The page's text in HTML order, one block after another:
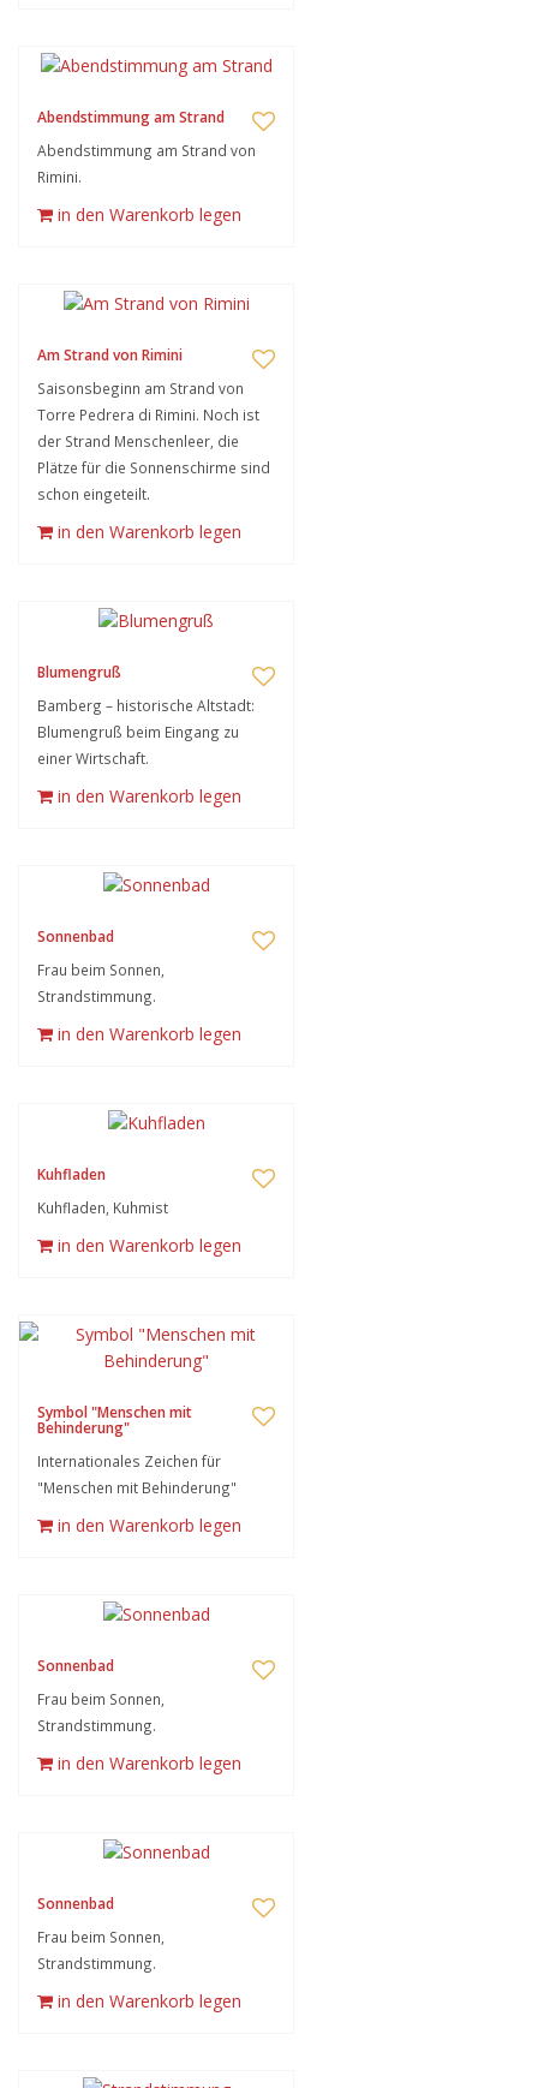
Abendstimmung am Strand
Abendstimmung am Strand von
Rimini.
in den Warenkorb legen
Am Strand von Rimini
Saisonsbeginn am Strand von
Torre Pedrera di Rimini. Noch ist
der Strand Menschenleer, die
Plätze für die Sonnenschirme sind
schon eingeteilt.
in den Warenkorb legen
Blumengruß
Bamberg – historische Altstadt:
Blumengruß beim Eingang zu
einer Wirtschaft.
in den Warenkorb legen
Sonnenbad
Frau beim Sonnen,
Strandstimmung.
in den Warenkorb legen
Kuhfladen
Kuhfladen, Kuhmist
in den Warenkorb legen
Symbol "Menschen mit
Behinderung"
Internationales Zeichen für
"Menschen mit Behinderung"
in den Warenkorb legen
Sonnenbad
Frau beim Sonnen,
Strandstimmung.
in den Warenkorb legen
Sonnenbad
Frau beim Sonnen,
Strandstimmung.
in den Warenkorb legen